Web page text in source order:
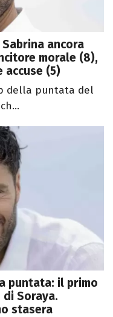
ancora
morale (8),
accuse (5)
della puntata del
puntata: il primo
di Soraya.
stasera